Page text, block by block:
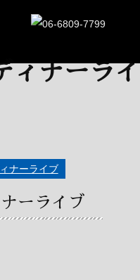
ナーライブ
ナーライブ